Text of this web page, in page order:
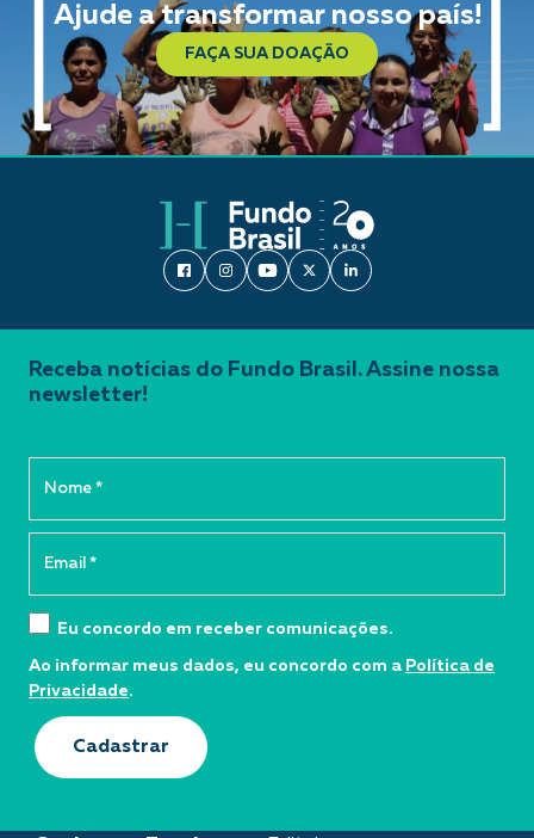
Ajude a transformar nosso país!
FAÇA SUA DOAÇÃO
Receba notícias do Fundo Brasil. Assine nossa
newsletter!
Eu concordo em receber comunicações.
Ao informar meus dados, eu concordo com a Política de
Privacidade.
Cadastrar